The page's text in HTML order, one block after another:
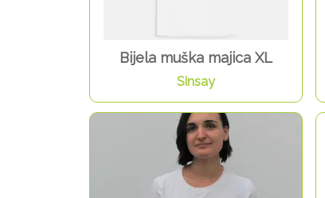
Bijela muška majica XL
Sinsay